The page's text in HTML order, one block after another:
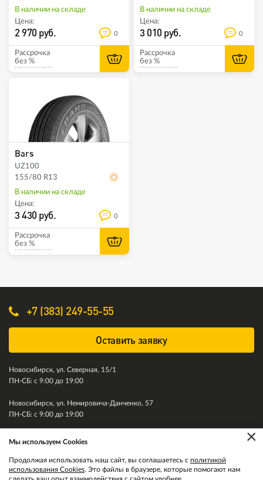
В наличии на складе
Цена:
2 970 руб. 0
Рассрочка
без %
В наличии на складе
Цена:
3 010 руб. 0
Рассрочка
без %
Bars
UZ100
155/80 R13
В наличии на складе
Цена:
3 430 руб. 0
Рассрочка
без %
+7 (383) 249-55-55
Оставить заявку
Новосибирск, ул. Северная, 15/1
ПН-СБ: с 9:00 до 19:00
Новосибирск, ул. Немировича-Данченко, 57
ПН-СБ: с 9:00 до 19:00
×
Мы используем Cookies
Продолжая использовать наш сайт, вы соглашаетесь с политикой
использования Cookies. Это файлы в браузере, которые помогают нам